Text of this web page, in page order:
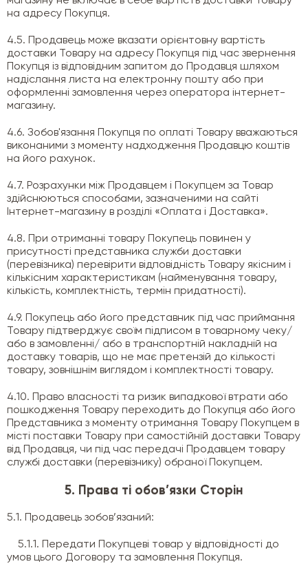
на адресу Покупця.
4.5. Продавець може вказати орієнтовну вартість
доставки Товару на адресу Покупця під час звернення
Покупця із відповідним запитом до Продавця шляхом
надіслання листа на електронну пошту або при
оформленні замовлення через оператора інтернет-
магазину.
4.6. Зобов'язання Покупця по оплаті Товару вважаються
виконаними з моменту надходження Продавцю коштів
на його рахунок.
4.7. Розрахунки між Продавцем і Покупцем за Товар
здійснюються способами, зазначеними на сайті
Інтернет-магазину в розділі «Оплата і Доставка».
4.8. При отриманні товару Покупець повинен у
присутності представника служби доставки
(перевізника) перевірити відповідність Товару якісним і
кількісним характеристикам (найменування товару,
кількість, комплектність, термін придатності).
4.9. Покупець або його представник під час приймання
Товару підтверджує своїм підписом в товарному чеку/
або в замовленні/ або в транспортній накладній на
доставку товарів, що не має претензій до кількості
товару, зовнішнім виглядом і комплектності товару.
4.10. Право власності та ризик випадкової втрати або
пошкодження Товару переходить до Покупця або його
Представника з моменту отримання Товару Покупцем в
місті поставки Товару при самостійній доставки Товару
від Продавця, чи під час передачі Продавцем товару
службі доставки (перевізнику) обраної Покупцем.
5. Права ті обов’язки Сторін
5.1. Продавець зобов’язаний:
5.1.1. Передати Покупцеві товар у відповідності до
умов цього Договору та замовлення Покупця.